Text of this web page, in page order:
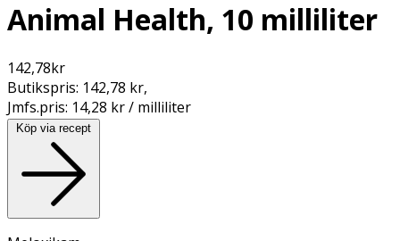
Animal Health, 10 milliliter
142,78kr
Butikspris: 142,78 kr,
Jmfs.pris: 14,28 kr / milliliter
Köp via recept